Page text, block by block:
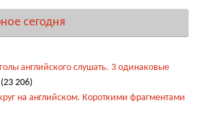
сегодня
английского слушать. 3 одинаковые
(23 206)
на английском. Короткими фрагментами